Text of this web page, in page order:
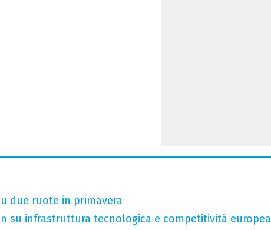
due ruote in primavera
su infrastruttura tecnologica e competitività europea